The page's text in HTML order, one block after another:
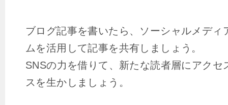
ブログ記事を書いたら、ソーシャルメディ
ムを活用して記事を共有しましょう。
SNSの力を借りて、新たな読者層にアクセ
スを生かしましょう。